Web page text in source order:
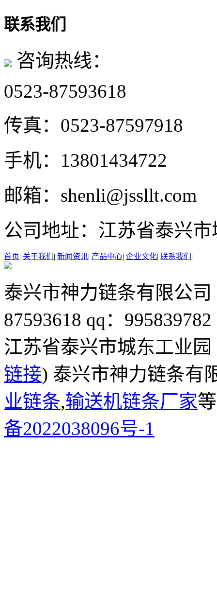
联系我们
咨询热线：
0523-87593618
传真： 0523-87597918
手机： 13801434722
邮箱： shenli@jssllt.com
公司地址： 江苏省泰兴
首页| 关于我们 | 新闻资讯| 产品中心| 企业文化| 联系我们 |
泰兴市神力链条有限公
87593618 qq：995839782
江苏省泰兴市城东工业园
链接) 泰兴市神力链条有
业链条,输送机链条厂家
备2022038096号-1